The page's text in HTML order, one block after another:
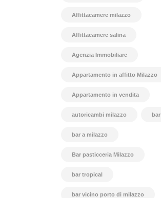
Affittacamere milazzo
Affittacamere salina
Agenzia Immobiliare
Appartamento in affitto Milazzo
Appartamento in vendita
autoricambi milazzo bar
bar a milazzo
Bar pasticceria Milazzo
bar tropical
bar vicino porto di milazzo